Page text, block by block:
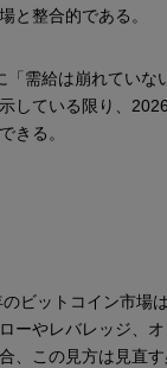
と整合的である。
「需給は崩れていな
している限り、
きる。
ビットコイン市場
ーやレバレッジ、
、この見方は見直